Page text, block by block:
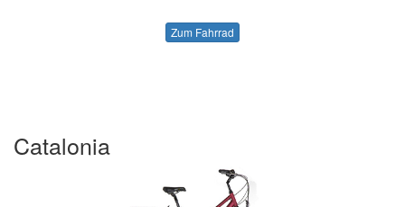
Zum Fahrrad
Catalonia